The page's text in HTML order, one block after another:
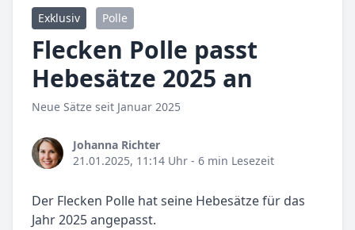
Exklusiv
Polle
Flecken Polle passt
Hebesätze 2025 an
Neue Sätze seit Januar 2025
Johanna Richter
21.01.2025, 11:14 Uhr - 6 min Lesezeit
Der Flecken Polle hat seine Hebesätze für das
Jahr 2025 angepasst.